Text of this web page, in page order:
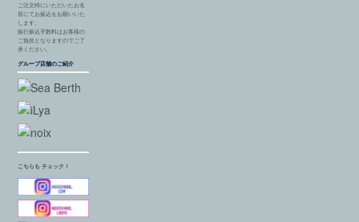
ご注文時にいただいたお名
前にてお振込をお願いいた
します。
銀行振込手数料はお客様の
ご負担となりますのでご了
承ください。
グループ店舗のご紹介
こちらも チェック！